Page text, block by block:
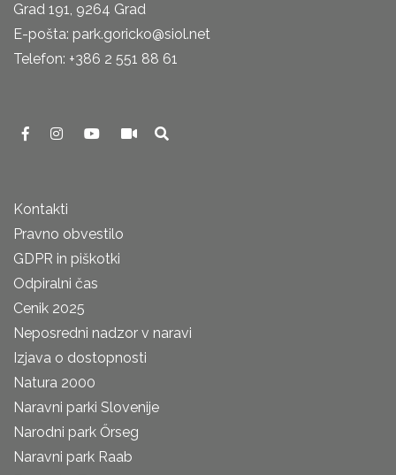
Grad 191, 9264 Grad
E-pošta: park.goricko@siol.net
Telefon: +386 2 551 88 61
Kontakti
Pravno obvestilo
GDPR in piškotki
Odpiralni čas
Cenik 2025
Neposredni nadzor v naravi
Izjava o dostopnosti
Natura 2000
Naravni parki Slovenije
Narodni park Őrseg
Naravni park Raab